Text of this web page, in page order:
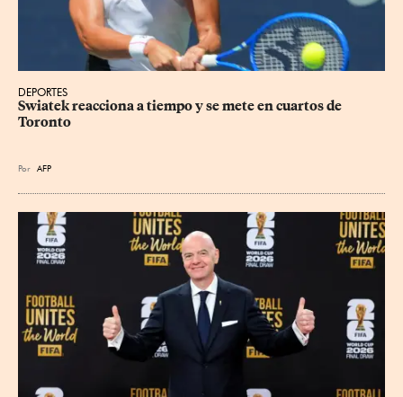
DEPORTES
Swiatek reacciona a tiempo y se mete en cuartos de
Toronto
Por AFP